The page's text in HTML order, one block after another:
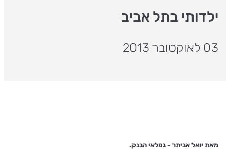
ילדותי בתל אביב
03 לאוקטובר 2013
מאת יואל אביתר - גמלאי הבנק.